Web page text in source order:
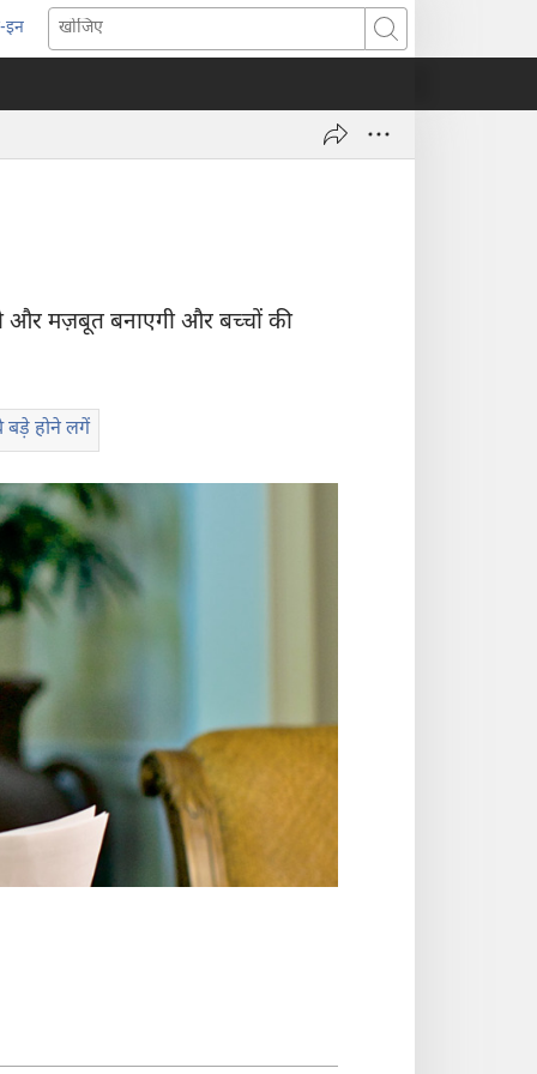
इन
खोजिए
और मज़बूत बनाएगी और बच्चों की
बड़े होने लगें